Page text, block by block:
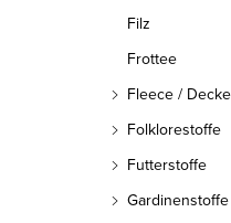
Filz
Frottee
Fleece /
Folklorestoffe
Futterstoffe
Gardinenstoffe